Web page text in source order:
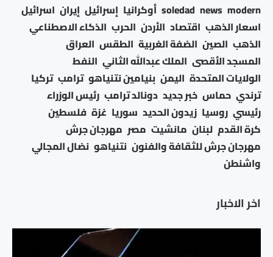
اخر الاخبار
modern
news
soledad أوكرانيا إسرائيل إيران اسرائيل
اسعار الذهب اقتصاد الأردن الحرب الذكاء الاصطناعي
الذهب الصين الضفة الغربية الطقس العراق
المسجد الأقصى الملك عبدالله الثاني النفط
الولايات المتحدة اليمن بنيامين نتنياهو ترامب تركيا
ترندي حماس خبر جديد دونالد ترامب رئيس الوزراء
رئيسي روسيا زيدون الحديد سوريا غزة فلسطين
كرة القدم لبنان مانشيت مصر مهرجان جرش
مهرجان جرش للثقافة والفنون نتنياهو نضال المجالي
واشنطن